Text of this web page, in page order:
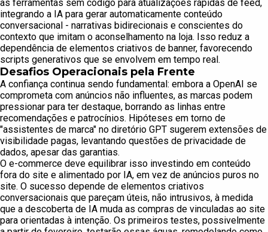
as ferramentas sem código para atualizações rápidas de feed,
integrando a IA para gerar automaticamente conteúdo
conversacional - narrativas bidirecionais e conscientes do
contexto que imitam o aconselhamento na loja. Isso reduz a
dependência de elementos criativos de banner, favorecendo
scripts generativos que se envolvem em tempo real.
Desafios Operacionais pela Frente
A confiança continua sendo fundamental: embora a OpenAI se
comprometa com anúncios não influentes, as marcas podem
pressionar para ter destaque, borrando as linhas entre
recomendações e patrocínios. Hipóteses em torno de
"assistentes de marca" no diretório GPT sugerem extensões de
visibilidade pagas, levantando questões de privacidade de
dados, apesar das garantias.
O e-commerce deve equilibrar isso investindo em conteúdo
fora do site e alimentado por IA, em vez de anúncios puros no
site. O sucesso depende de elementos criativos
conversacionais que pareçam úteis, não intrusivos, à medida
que a descoberta de IA muda as compras de vinculadas ao site
para orientadas à intenção. Os primeiros testes, possivelmente